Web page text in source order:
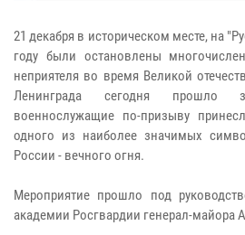
21 декабря в историческом месте, на
году были остановлены
неприятеля во время Великой
Ленинграда сегодня прошло
военнослужащие по-призыву
одного из наиболее значимых
России - вечного огня.
Мероприятие прошло под
академии Росгвардии генерал-майора